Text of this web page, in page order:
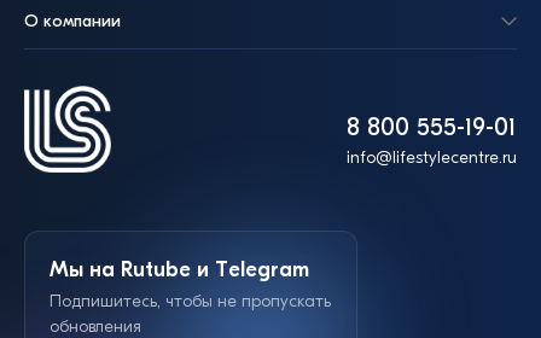
8 800 555-19-01
info@lifestylecentre.ru
О компании
Мы на Rutube и Telegram
Подпишитесь, чтобы не пропускать
обновления